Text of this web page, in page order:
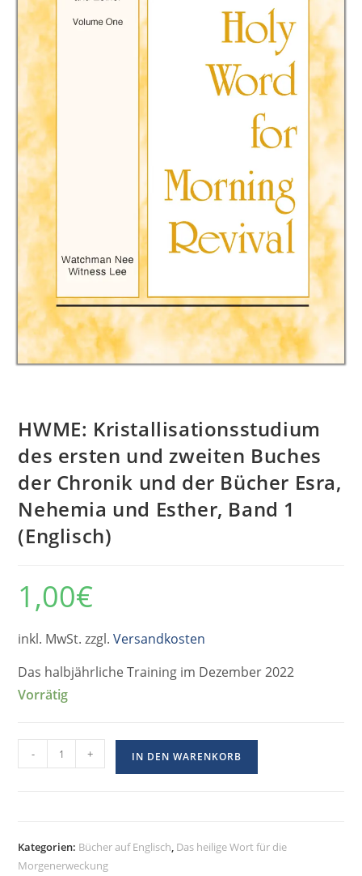
HWME: Kristallisationsstudium
des ersten und zweiten Buches
der Chronik und der Bücher Esra,
Nehemia und Esther, Band 1
(Englisch)
1,00€
inkl. MwSt. zzgl.Versandkosten
Das halbjährliche Training im Dezember 2022
Vorrätig
- + IN DEN WARENKORB
Kategorien: Bücher auf Englisch, Das heilige Wort für die
Morgenerweckung